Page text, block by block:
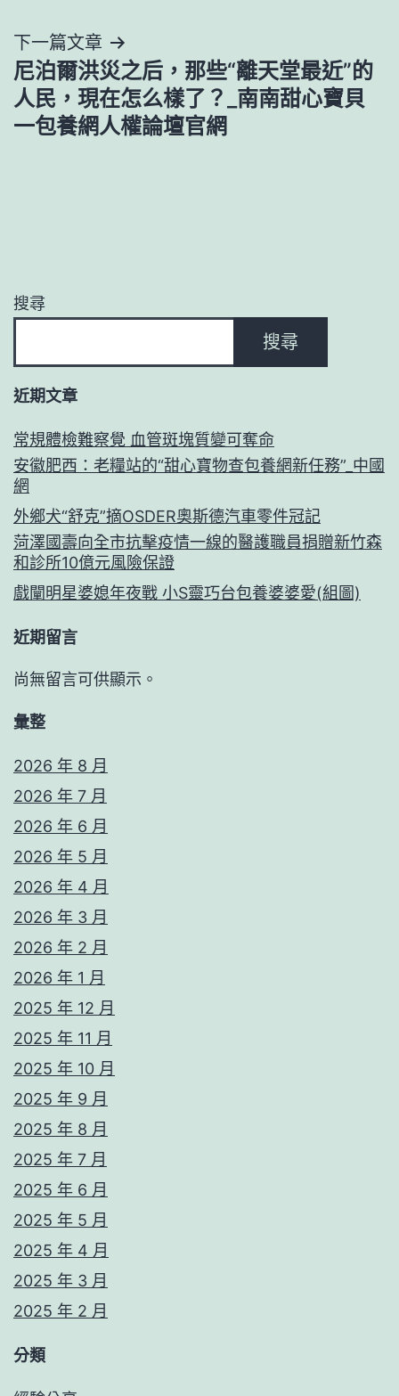
覽
下一篇文章
尼泊爾洪災之后，那些“離天堂最近”的
人民，現在怎么樣了？_南南甜心寶貝
一包養網人權論壇官網
搜尋
搜尋
近期文章
常規體檢難察覺 血管斑塊質變可奪命
安徽肥西：老糧站的“甜心寶物查包養網新任務”_中國
網
外鄉犬“舒克”摘OSDER奧斯德汽車零件冠記
菏澤國壽向全市抗擊疫情一線的醫護職員捐贈新竹森
和診所10億元風險保證
戲闡明星婆媳年夜戰 小S靈巧台包養婆婆愛(組圖)
近期留言
尚無留言可供顯示。
彙整
2026 年 8 月
2026 年 7 月
2026 年 6 月
2026 年 5 月
2026 年 4 月
2026 年 3 月
2026 年 2 月
2026 年 1 月
2025 年 12 月
2025 年 11 月
2025 年 10 月
2025 年 9 月
2025 年 8 月
2025 年 7 月
2025 年 6 月
2025 年 5 月
2025 年 4 月
2025 年 3 月
2025 年 2 月
分類